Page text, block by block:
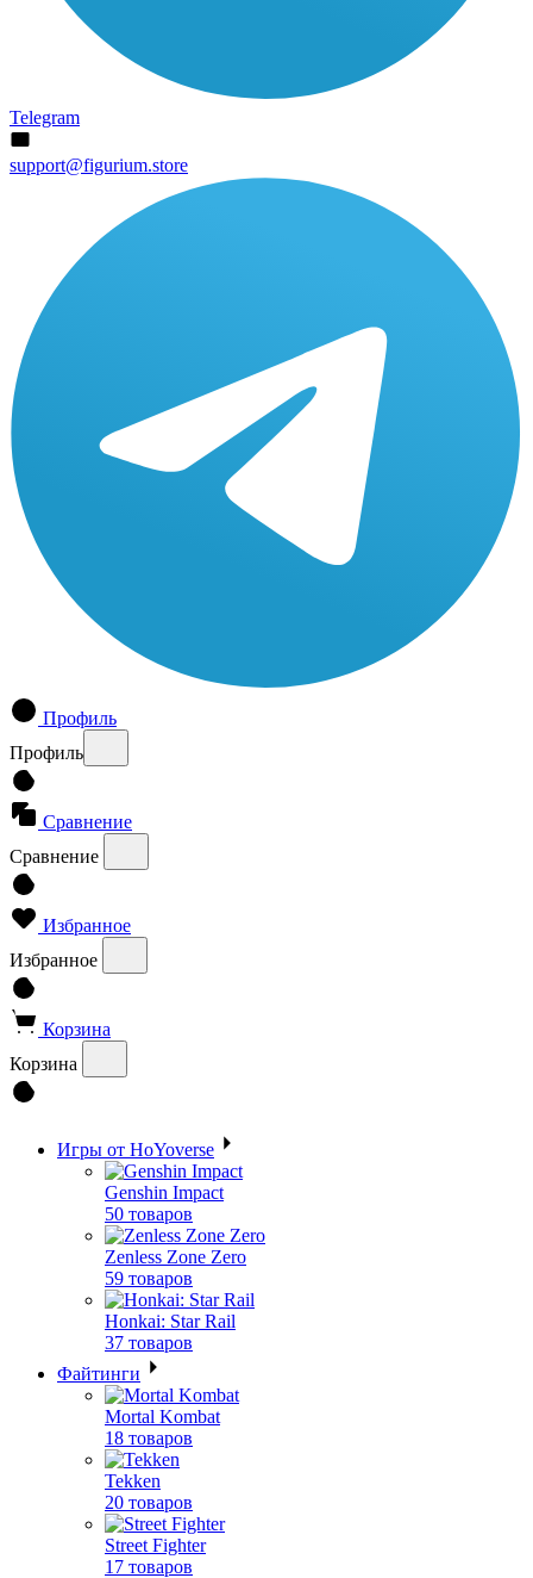
Telegram
support@figurium.store
Профиль
Профиль
Сравнение
Сравнение
Избранное
Избранное
Корзина
Корзина
Игры от HoYoverse
Genshin Impact
50 товаров
Zenless Zone Zero
59 товаров
Honkai: Star Rail
37 товаров
Файтинги
Mortal Kombat
18 товаров
Tekken
20 товаров
Street Fighter
17 товаров